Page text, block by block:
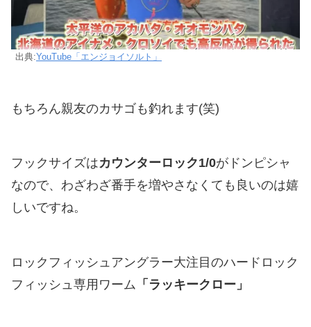
出典:YouTube「エンジョイソルト」
もちろん親友のカサゴも釣れます(笑)
フックサイズはカウンターロック1/0がドンピシャ
なので、わざわざ番手を増やさなくても良いのは嬉
しいですね。
ロックフィッシュアングラー大注目のハードロック
フィッシュ専用ワーム 「ラッキークロー」